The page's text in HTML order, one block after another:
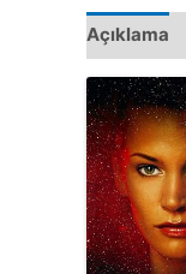
Açıklama